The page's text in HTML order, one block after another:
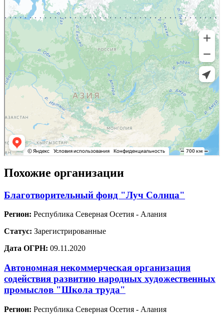
Похожие организации
Благотворительный фонд "Луч Солнца"
Регион: Республика Северная Осетия - Алания
Статус: Зарегистрированные
Дата ОГРН: 09.11.2020
Автономная некоммерческая организация
содействия развитию народных художественных
промыслов "Школа труда"
Регион: Республика Северная Осетия - Алания